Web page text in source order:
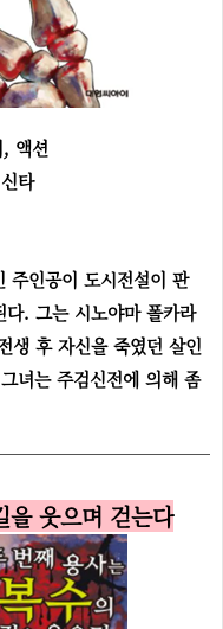
액션
타
주인공이 도시전설이 판
. 그는 시노야마 폴카라
생 후 자신을 죽였던 살인
녀는 주검신전에 의해 좀
을 웃으며 걷는다